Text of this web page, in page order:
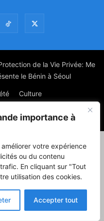
importance à
votre expérience
ou du contenu
En cliquant sur "Tout
utilisation des cookies.
Accepter tout
de la Vie Privée: Me
le Bénin à Séoul
Culture
Francophone